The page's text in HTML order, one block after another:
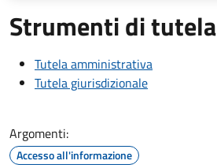
Strumenti di tutela
Tutela amministrativa
Tutela giurisdizionale
Argomenti:
Accesso all'informazione